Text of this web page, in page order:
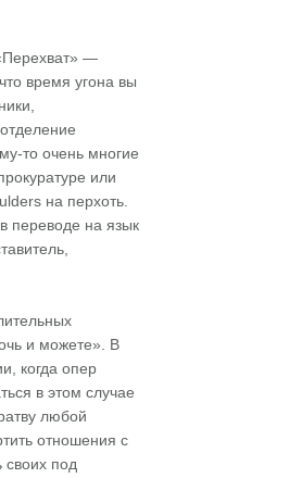
—
время угона вы
то очень многие
или
на перхоть.
переводе на язык
и можете». В
когда опер
в этом случае
любой
отношения с
своих под